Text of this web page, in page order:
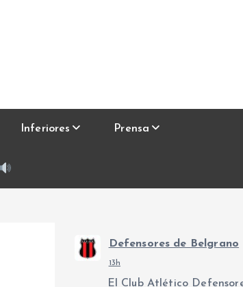
Inferiores Prensa
Defensores de Belgrano
13h
El Club Atlético